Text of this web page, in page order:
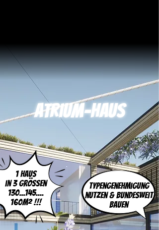
Atrium-Haus
1 Haus
in 3 grössen
130...145....
160m² !!!
Typengenehmigung
nutzen & bundesweit
bauen